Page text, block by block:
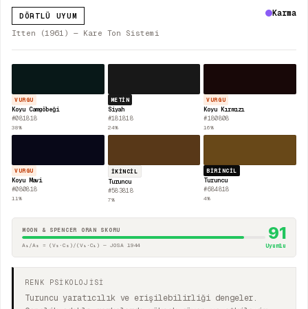
DÖRTLÜ UYUM
Itten (1961) — Kare Ton Sistemi
Karma
VURGU
Koyu Camgöbeği
#081818
38%
METIN
Siyah
#181818
24%
VURGU
Koyu Kırmızı
#180808
16%
VURGU
Koyu Mavi
#080818
11%
İKINCIL
Turuncu
#583818
7%
BIRINCIL
Turuncu
#684818
4%
MOON & SPENCER ORAN SKORU
A₁/A₂ = (V₂·C₂)/(V₁·C₁) — JOSA 1944
91
Uyumlu
RENK PSİKOLOJİSİ
Turuncu yaratıcılık ve erişilebilirliği dengeler.